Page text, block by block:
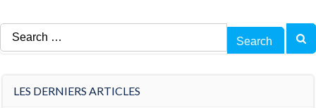
Search
for:
LES DERNIERS ARTICLES